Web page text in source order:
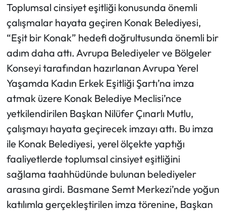
Toplumsal cinsiyet eşitliği konusunda önemli
çalışmalar hayata geçiren Konak Belediyesi,
“Eşit bir Konak” hedefi doğrultusunda önemli bir
adım daha attı. Avrupa Belediyeler ve Bölgeler
Konseyi tarafından hazırlanan Avrupa Yerel
Yaşamda Kadın Erkek Eşitliği Şartı’na imza
atmak üzere Konak Belediye Meclisi’nce
yetkilendirilen Başkan Nilüfer Çınarlı Mutlu,
çalışmayı hayata geçirecek imzayı attı. Bu imza
ile Konak Belediyesi, yerel ölçekte yaptığı
faaliyetlerde toplumsal cinsiyet eşitliğini
sağlama taahhüdünde bulunan belediyeler
arasına girdi. Basmane Semt Merkezi’nde yoğun
katılımla gerçekleştirilen imza törenine, Başkan